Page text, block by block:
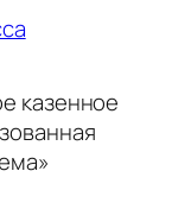
казенное